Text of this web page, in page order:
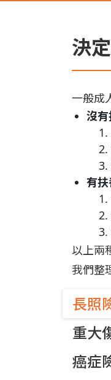
決
一般成
沒有
有扶
以上兩
我們整
長照
重大
癌症